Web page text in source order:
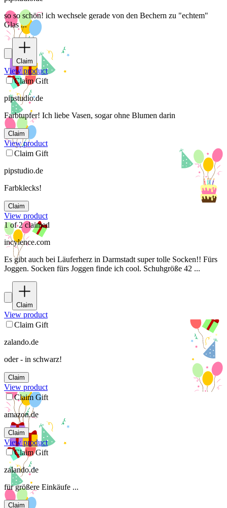
so so schön! ich wechsele gerade von den Bechern zu "echtem"
Glas ...
Claim
View product
Claim Gift
pipstudio.de
Farbtupfer! Ich liebe Vasen, sogar ohne Blumen darin
Claim
View product
Claim Gift
pipstudio.de
Farbklecks!
Claim
View product
1of2claimed
incylence.com
Es gibt auch bei Läuferherz in Darmstadt super tolle Socken!! Fürs
Joggen. Socken fürs Joggen finde ich cool. Schuhgröße 42 ...
Claim
View product
Claim Gift
zalando.de
oder - in schwarz!
Claim
View product
Claim Gift
amazon.de
Claim
View product
Claim Gift
zalando.de
für größere Einkäufe ...
Claim